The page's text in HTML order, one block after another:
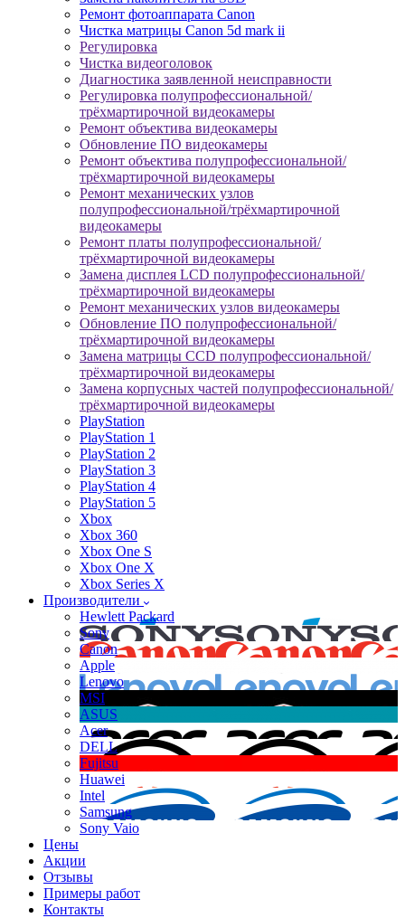
Ремонт фотоаппарата Canon
Чистка матрицы Canon 5d mark ii
Регулировка
Чистка видеоголовок
Диагностика заявленной неисправности
Регулировка полупрофессиональной/
трёхмартирочной видеокамеры
Ремонт объектива видеокамеры
Обновление ПО видеокамеры
Ремонт объектива полупрофессиональной/
трёхмартирочной видеокамеры
Ремонт механических узлов
полупрофессиональной/трёхмартирочной
видеокамеры
Ремонт платы полупрофессиональной/
трёхмартирочной видеокамеры
Замена дисплея LCD полупрофессиональной/
трёхмартирочной видеокамеры
Ремонт механических узлов видеокамеры
Обновление ПО полупрофессиональной/
трёхмартирочной видеокамеры
Замена матрицы CCD полупрофессиональной/
трёхмартирочной видеокамеры
Замена корпусных частей полупрофессиональной/
трёхмартирочной видеокамеры
PlayStation
PlayStation 1
PlayStation 2
PlayStation 3
PlayStation 4
PlayStation 5
Xbox
Xbox 360
Xbox One S
Xbox One X
Xbox Series X
Производители
Hewlett Packard
Sony
Canon
Apple
Lenovo
MSI
ASUS
Acer
DELL
Fujitsu
Huawei
Intel
Samsung
Sony Vaio
Цены
Акции
Отзывы
Примеры работ
Контакты